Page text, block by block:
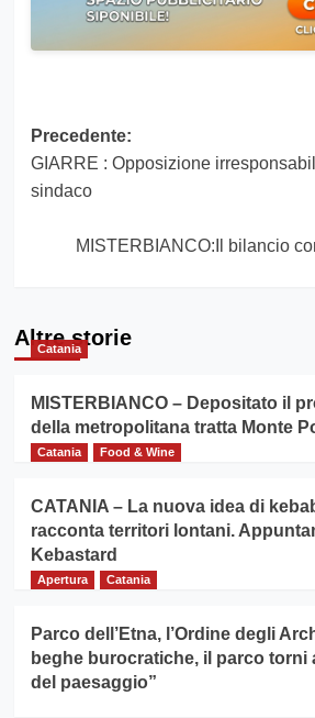
Navigazione
articolo
Precedente:
GIARRE : Opposizione
sindaco
MISTERBIANCO:Il bilancio
Altre storie
Catania
MISTERBIANCO – Depositato il
della metropolitana tratta Monte
Catania Food & Wine
CATANIA – La nuova idea di
racconta territori lontani.
Kebastard
Apertura Catania
Parco dell’Etna, l’Ordine degli
beghe burocratiche, il parco torni
del paesaggio”